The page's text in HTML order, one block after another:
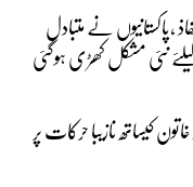
،پاکستانیوں نے متبادل
نئی مشکل کھڑی ہوگئی
کیساتھ نازیبا حرکات پر